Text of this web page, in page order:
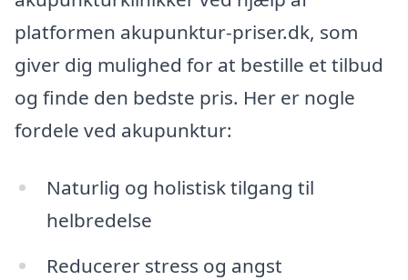
platformen akupunktur-priser.dk, som
giver dig mulighed for at bestille et tilbud
og finde den bedste pris. Her er nogle
fordele ved akupunktur:
Naturlig og holistisk tilgang til
helbredelse
Reducerer stress og angst